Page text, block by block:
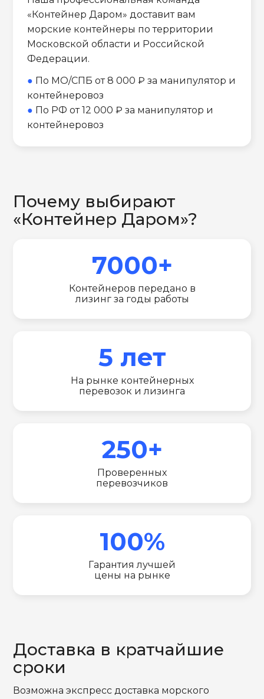
«Контейнер Даром» доставит вам
морские контейнеры по территории
Московской области и Российской
Федерации.
● По МО/СПБ от 8 000 ₽ за манипулятор и
контейнеровоз
● По РФ от 12 000 ₽ за манипулятор и
контейнеровоз
Почему выбирают
«Контейнер Даром»?
7000+
Контейнеров передано в
лизинг за годы работы
5 лет
На рынке контейнерных
перевозок и лизинга
250+
Проверенных
перевозчиков
100%
Гарантия лучшей
цены на рынке
Доставка в кратчайшие
сроки
Возможна экспресс доставка морского